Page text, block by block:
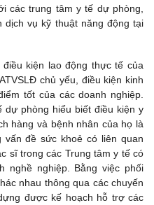
các trung tâm y tế dự phòng,
vụ kỹ thuật năng động tại
kiện lao động thực tế của
chủ yếu, điều kiện kinh
tốt của các doanh nghiệp.
dự phòng hiểu biết điều kiện y
hàng và bệnh nhân của họ là
đề sức khoẻ có liên quan
sĩ trong các Trung tâm y tế có
nghề nghiệp. Bằng việc phối
nhau thông qua các chuyến
được kế hoạch hỗ trợ các